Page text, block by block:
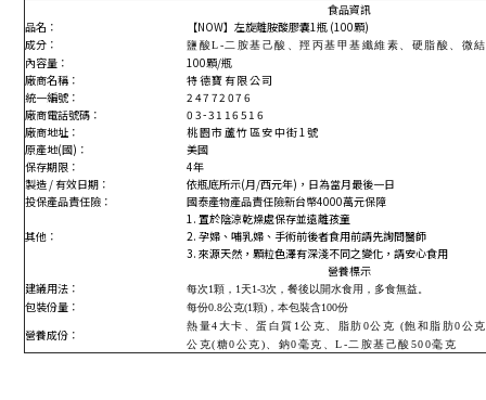
食品資訊
品名：
【NOW】左旋離胺酸膠囊1瓶 (100顆)
成分：
鹽酸L-二胺基己酸、羥丙基甲基纖維素、硬脂酸、微
內容量：
100顆/瓶
廠商名稱：
特德寶有限公司
統一編號：
24772076
廠商電話號碼：
03-3116516
廠商地址：
桃園市蘆竹區安中街1號
原產地(國)：
美國
保存期限：
4年
製造 / 有效日期：
依瓶底所示(月/西元年)，日為當月最後一日
投保產品責任險：
國泰產物產品責任險新台幣4000萬元保障
其他：
1. 置於陰涼乾燥處保存並遠離孩童
2. 孕婦、哺乳婦、手術前後者食用前請先詢問醫師
3. 來源天然，顆粒色澤有深淺不同之變化，請安心食用
營養標示
建議用法：
每次1顆，1天1-3次，餐後以開水食用，多食無益。
包裝份量： 每份0.8公克(1顆)，本包裝含100份
營養成份：
熱量4大卡、蛋白質1公克、脂肪0公克 (飽和脂肪0公
公克(糖0公克)、鈉0毫克、L-二胺基己酸500毫克